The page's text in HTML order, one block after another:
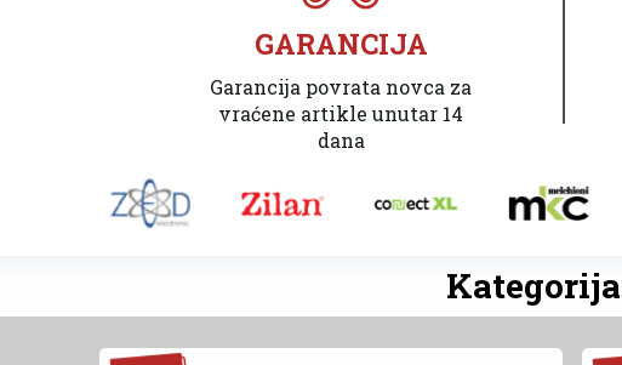
GARANCIJA
Garancija povrata novca za
vraćene artikle unutar 14
dana